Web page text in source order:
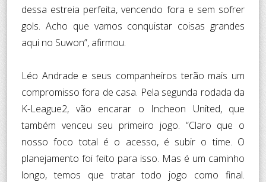
dessa estreia perfeita, vencendo fora e sem sofrer
gols. Acho que vamos conquistar coisas grandes
aqui no Suwon”, afirmou.
Léo Andrade e seus companheiros terão mais um
compromisso fora de casa. Pela segunda rodada da
K-League2, vão encarar o Incheon United, que
também venceu seu primeiro jogo. “Claro que o
nosso foco total é o acesso, é subir o time. O
planejamento foi feito para isso. Mas é um caminho
longo, temos que tratar todo jogo como final.